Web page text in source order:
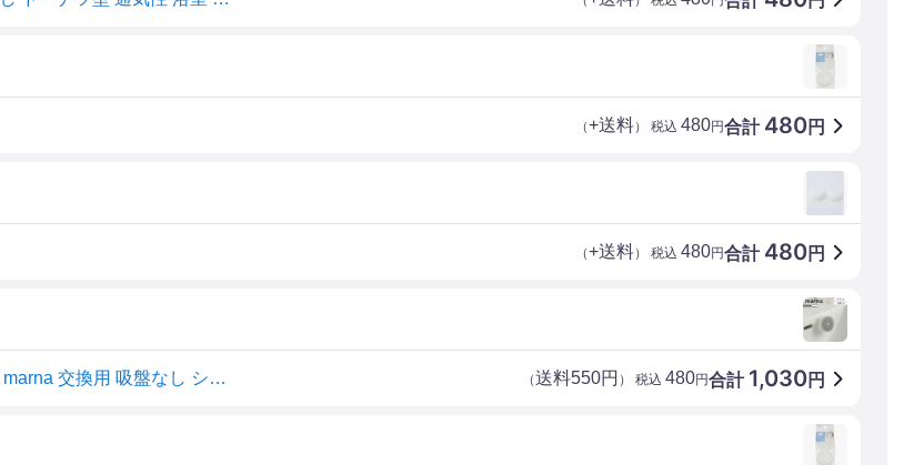
合計 480円
（+送料） 税込 480円
合計 480円
（+送料） 税込 480円
お買物マラソン/《 マーナ 洗面スポンジ POCO リフィル 2個入り 》 marna 交換用 吸盤なし シンプル おしゃれ ミニマム ミニ 生活雑貨 暮らし 泡立ち グレー ホワイト モノトーン スポンジ ポコ 丸型 ドーナツ型 通気性 浴室 洗面 洗面台 洗面所 キッチン 掃除 グッズ W647 合計 1,030円
（送料550円 ） 税込 480円